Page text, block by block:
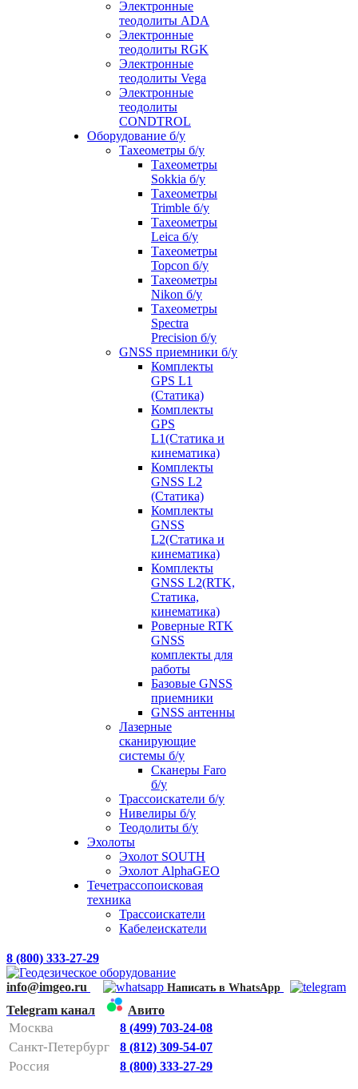
Электронные
теодолиты ADA
Электронные
теодолиты RGK
Электронные
теодолиты Vega
Электронные
теодолиты
CONDTROL
Оборудование б/у
Тахеометры б/у
Тахеометры
Sokkia б/у
Тахеометры
Trimble б/у
Тахеометры
Leica б/у
Тахеометры
Topcon б/у
Тахеометры
Nikon б/у
Тахеометры
Spectra
Precision б/у
GNSS приемники б/у
Комплекты
GPS L1
(Статика)
Комплекты
GPS
L1(Статика и
кинематика)
Комплекты
GNSS L2
(Статика)
Комплекты
GNSS
L2(Статика и
кинематика)
Комплекты
GNSS L2(RTK,
Статика,
кинематика)
Роверные RTK
GNSS
комплекты для
работы
Базовые GNSS
приемники
GNSS антенны
Лазерные
сканирующие
системы б/у
Сканеры Faro
б/у
Трассоискатели б/у
Нивелиры б/у
Теодолиты б/у
Эхолоты
Эхолот SOUTH
Эхолот AlphaGEO
Течетрассопоисковая
техника
Трассоискатели
Кабелеискатели
8 (800) 333-27-29
info@imgeo.ru Написать в WhatsApp
Telegram канал Авито
Москва 8 (499) 703-24-08
Санкт-Петербург 8 (812) 309-54-07
Россия 8 (800) 333-27-29